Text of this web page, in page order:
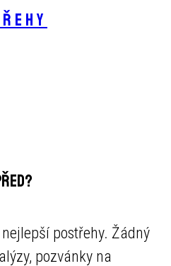
postřehy. Žádný
pozvánky na